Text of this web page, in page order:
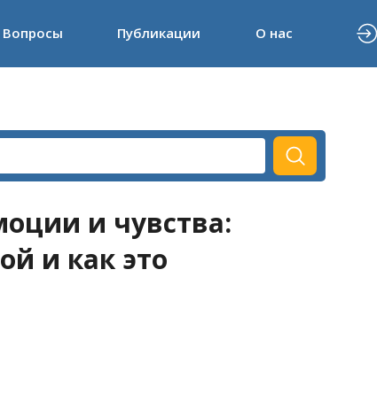
Вопросы Публикации О нас
и чувства:
и как это